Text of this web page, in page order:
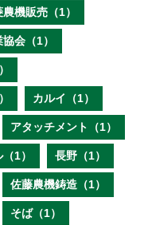
機販売（1）
会（1）
カルイ（1）
アタッチメント（1）
1） 長野（1）
佐藤農機鋳造（1）
そば（1）